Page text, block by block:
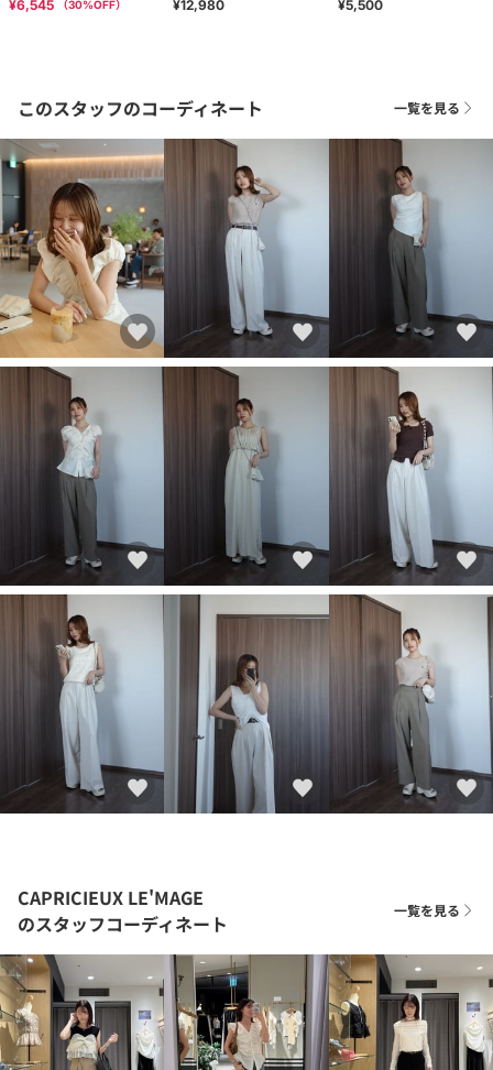
¥6,545 （30%OFF） ¥12,980 ¥5,500
このスタッフのコーディネート 一覧を見る
CAPRICIEUX LE'MAGE
のスタッフコーディネート
一覧を見る